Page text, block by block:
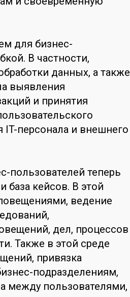
для бизнес-
В частности,
данных, а также
выявления
и принятия
IT-персонала и внешнего
пользователей теперь
база кейсов. В этой
ведение
дел, процессов
Также в этой среде
привязка
подразделениям,
между пользователями,